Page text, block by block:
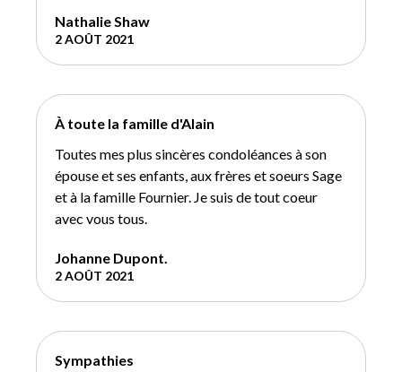
Nathalie Shaw
2 AOÛT 2021
À toute la famille d'Alain
Toutes mes plus sincères condoléances à son
épouse et ses enfants, aux frères et soeurs Sage
et à la famille Fournier. Je suis de tout coeur
avec vous tous.
Johanne Dupont.
2 AOÛT 2021
Sympathies